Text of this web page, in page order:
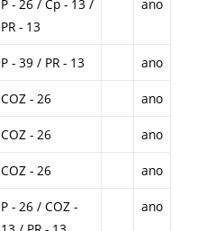
P - 26 / Cp - 13 /
PR - 13
ano
P - 39 / PR - 13 ano
COZ - 26 ano
COZ - 26 ano
COZ - 26 ano
P - 26 / COZ -
ano